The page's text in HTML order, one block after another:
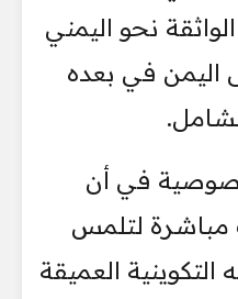
نحو اليمني
اليمن في بعده
في أن
مباشرة لتلمس
العميقة